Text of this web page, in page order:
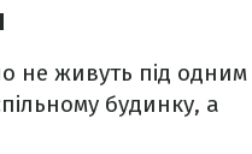
не живуть під одним
будинку, а